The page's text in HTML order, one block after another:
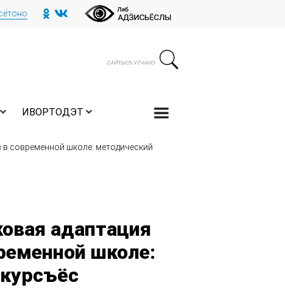
ИВОРТОДЭТ
современной школе: методический
адаптация
школе: